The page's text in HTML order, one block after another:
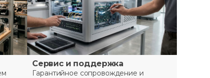
Сервис и поддержка
Гарантийное сопровождение и